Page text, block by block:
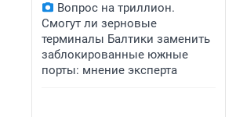
Вопрос на триллион.
Смогут ли зерновые
терминалы Балтики заменить
заблокированные южные
порты: мнение эксперта